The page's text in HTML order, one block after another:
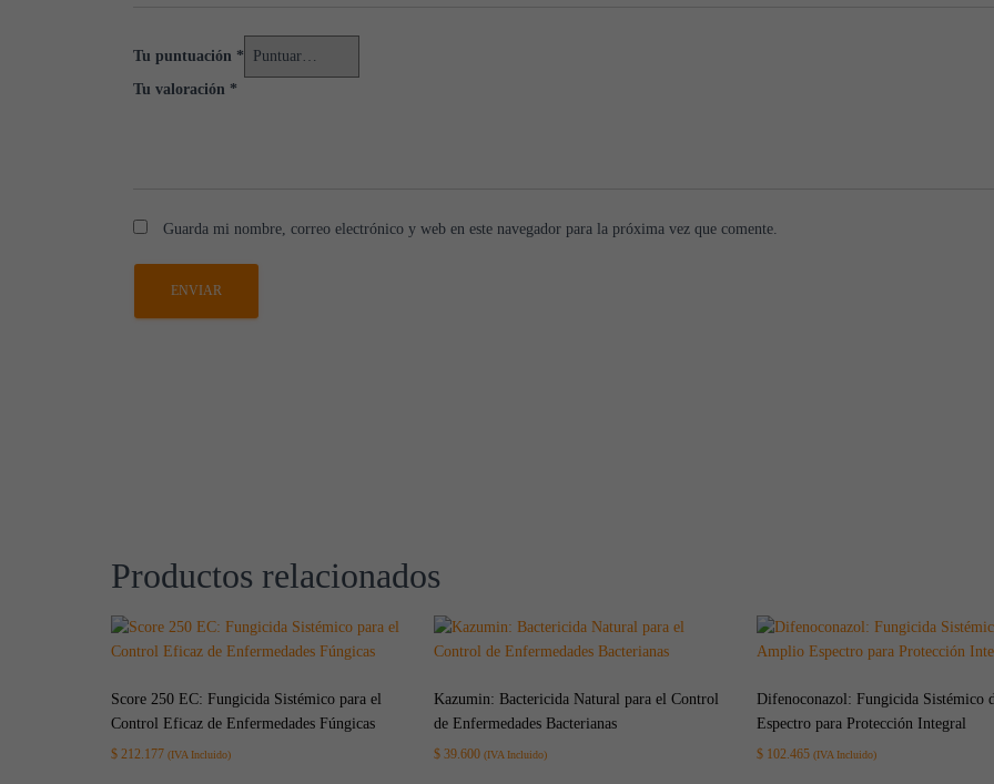
Tu puntuación *
Tu valoración *
Guarda mi nombre, correo electrónico y web en este navegador para la próxima vez que comente.
Productos relacionados
Score 250 EC: Fungicida Sistémico para el
Control Eficaz de Enfermedades Fúngicas
$ 212.177 (IVA Incluido)
Kazumin: Bactericida Natural para el Control
de Enfermedades Bacterianas
$ 39.600 (IVA Incluido)
Difenoconazol: Fungicida Sistémico
Espectro para Protección Integral
$ 102.465 (IVA Incluido)